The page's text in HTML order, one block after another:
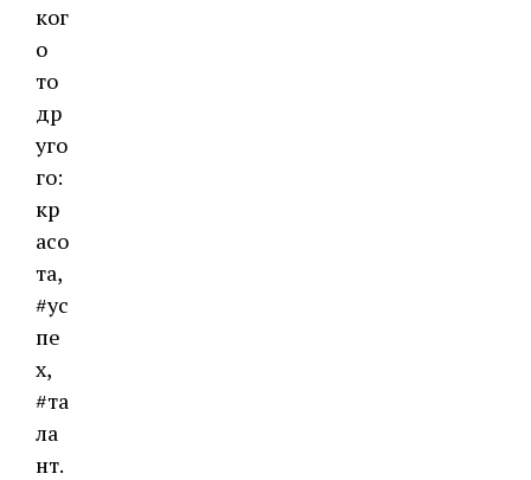
ког
о
то
др
уго
го:
кр
асо
та,
#ус
пе
х,
#та
ла
нт.